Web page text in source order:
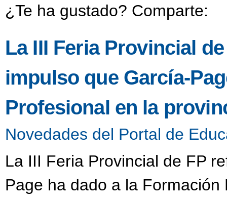
¿Te ha gustado? Comparte:
La III Feria Provincial
impulso que García-
Profesional en la
Novedades del Portal de
La III Feria Provincial de FP
Page ha dado a la